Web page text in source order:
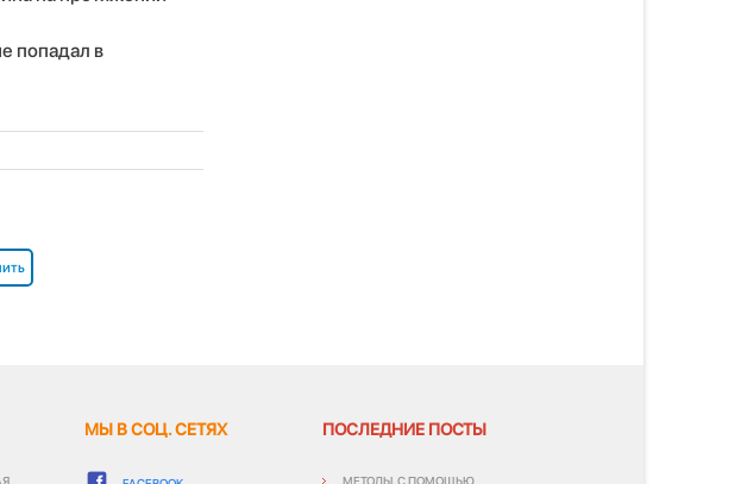
попадал в
МЫ В СОЦ. СЕТЯХ ПОСЛЕДНИЕ ПОСТЫ
МЕТОДЫ, С ПОМОЩЬЮ